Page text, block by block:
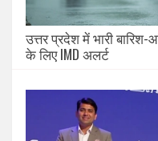
उत्तर प्रदेश में भारी
के लिए IMD अलर्ट